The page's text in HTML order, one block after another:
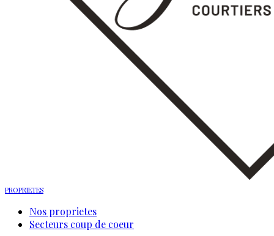
PROPRIETES
Nos proprietes
Secteurs coup de coeur